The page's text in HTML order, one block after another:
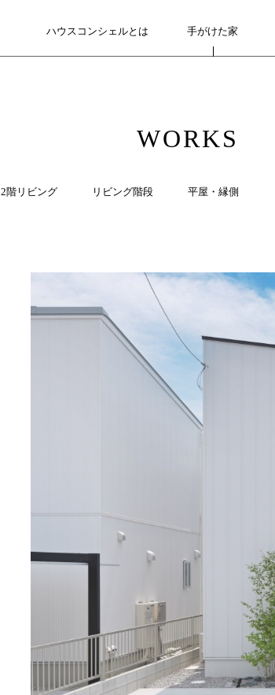
ハウスコンシェルとは
ABOUT 手がけた家
WORKS
WORKS
2階リビング リビング階段 平屋・縁側